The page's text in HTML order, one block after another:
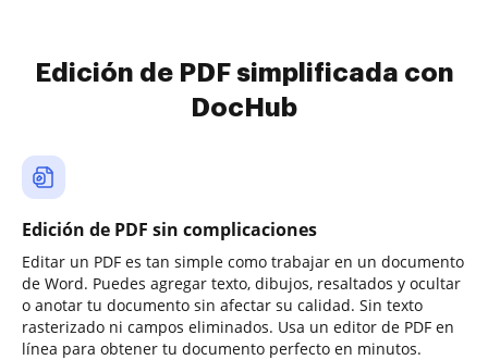
Edición de PDF simplificada con
DocHub
Edición de PDF sin complicaciones
Editar un PDF es tan simple como trabajar en un documento
de Word. Puedes agregar texto, dibujos, resaltados y ocultar
o anotar tu documento sin afectar su calidad. Sin texto
rasterizado ni campos eliminados. Usa un editor de PDF en
línea para obtener tu documento perfecto en minutos.